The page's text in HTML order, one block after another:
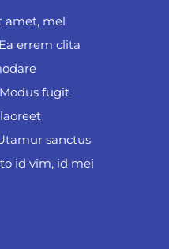
amet, mel
errem clita
fugit
sanctus
id vim, id mei